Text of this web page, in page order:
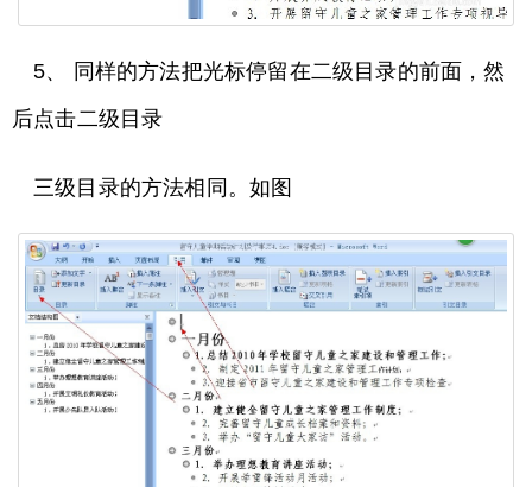
5、 同样的方法把光标停留在二级目录的前面，然
后点击二级目录
三级目录的方法相同。如图